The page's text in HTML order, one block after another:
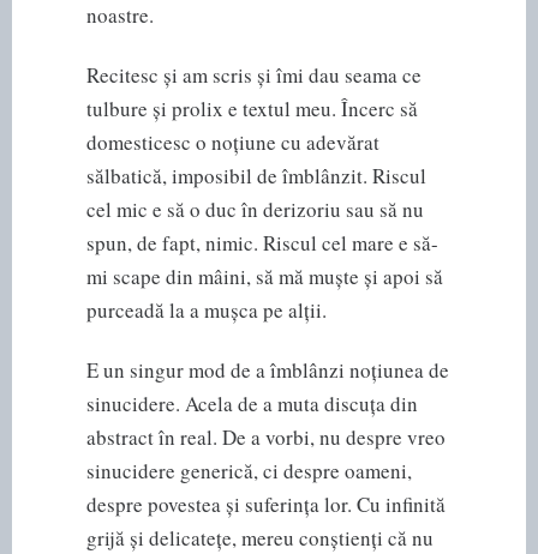
noastre.
Recitesc și am scris și îmi dau seama ce
tulbure și prolix e textul meu. Încerc să
domesticesc o noțiune cu adevărat
sălbatică, imposibil de îmblânzit. Riscul
cel mic e să o duc în derizoriu sau să nu
spun, de fapt, nimic. Riscul cel mare e să-
mi scape din mâini, să mă muște și apoi să
purceadă la a mușca pe alții.
E un singur mod de a îmblânzi noțiunea de
sinucidere. Acela de a muta discuța din
abstract în real. De a vorbi, nu despre vreo
sinucidere generică, ci despre oameni,
despre povestea și suferința lor. Cu infinită
grijă și delicatețe, mereu conștienți că nu